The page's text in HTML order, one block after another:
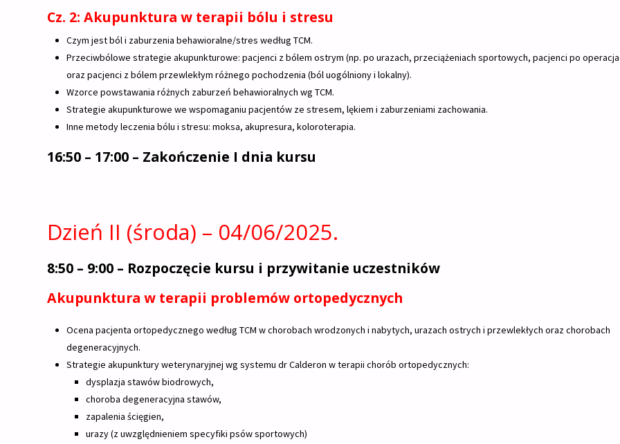
Cz. 2: Akupunktura w terapii bólu i stresu
Czym jest ból i zaburzenia behawioralne/stres według TCM.
Przeciwbólowe strategie akupunkturowe: pacjenci z bólem ostrym (np. po urazach, przeciążeniach sportowych, pacjenci po
oraz pacjenci z bólem przewlekłym różnego pochodzenia (ból uogólniony i lokalny).
Wzorce powstawania różnych zaburzeń behawioralnych wg TCM.
Strategie akupunkturowe we wspomaganiu pacjentów ze stresem, lękiem i zaburzeniami zachowania.
Inne metody leczenia bólu i stresu: moksa, akupresura, koloroterapia.
16:50 – 17:00 – Zakończenie I dnia kursu
Dzień II (środa) – 04/06/2025.
8:50 – 9:00 – Rozpoczęcie kursu i przywitanie uczestników
Akupunktura w terapii problemów ortopedycznych
Ocena pacjenta ortopedycznego według TCM w chorobach wrodzonych i nabytych, urazach ostrych i przewlekłych oraz chorobach
degeneracyjnych.
Strategie akupunktury weterynaryjnej wg systemu dr Calderon w terapii chorób ortopedycznych:
dysplazja stawów biodrowych,
choroba degeneracyjna stawów,
zapalenia ścięgien,
urazy (z uwzględnieniem specyfiki psów sportowych)